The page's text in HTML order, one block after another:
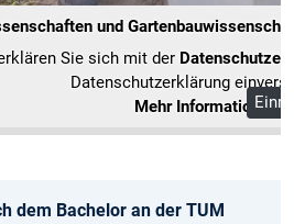
und
Sie sich mit der
Datenschutzerklärung
Mehr Informationen
dem Bachelor an der TUM